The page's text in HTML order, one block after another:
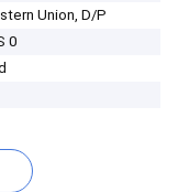
Union, D/P
0